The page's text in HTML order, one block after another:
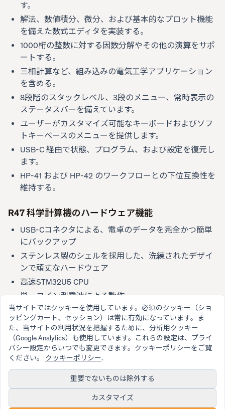
す。
解法、数値積分、微分、および基本的なプロット機能
を備えた数式エディタを実装する。
1000桁の整数に対する因数分解やその他の演算をサポ
ートする。
三相計算など、組み込みの電気工学アプリケーション
を含める。
8段階のスタックレベル、3段のメニュー、常時表示の
ステータスバーを備えています。
ユーザーがカスタマイズ可能なキーボードおよびソフ
トキーベースのメニューを提供します。
USB-C 経由で状態、プログラム、および設定を復元し
ます。
HP-41 および HP-42 のワークフローとの下位互換性を
維持する。
R47 科学計算機のハードウェア機能
USB-Cコネクタによる、電卓のデータを完全かつ簡単
にバックアップ
ステンレス製のシェルを採用した、洗練されたデザイ
ンで頑丈なハードウェア
高速STM32U5 CPU
単一コイン型電池による動作
低消費電力 - 長いバッテリー駆動時間
© 2026 SwissMicros
SwissMicrosが愛情と情熱を込めて作りました
利用規約保証プライバシーポリシークッキーポリシー
当サイトではクッキーを使用しています。必須のクッキー（ショ
ッピングカート、セッション）は常に有効になっています。ま
た、当サイトの利用状況を把握するために、分析用クッキー
（Google Analytics）も使用しています。これらの設定は、プライ
バシー設定からいつでも変更できます。クッキーポリシーをご覧
ください。
クッキーポリシー.
重要でないものは除外する
カスタマイズ